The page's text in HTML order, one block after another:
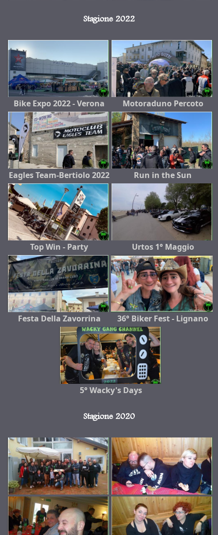
Stagione 2022
Bike Expo 2022 - Verona Motoraduno Percoto
Eagles Team-Bertiolo 2022 Run in the Sun
Top Win - Party Urtos 1° Maggio
Festa Della Zavorrina 36° Biker Fest - Lignano
5° Wacky's Days
Stagione 2020